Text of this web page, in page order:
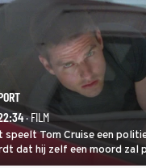
· FILM
Tom Cruise een
dat hij zelf een moord zal